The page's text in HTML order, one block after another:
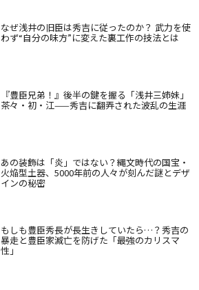
なぜ浅井の旧臣は秀吉に従ったのか？ 武力を使
わず“自分の味方”に変えた裏工作の技法とは
『豊臣兄弟！』後半の鍵を握る「浅井三姉妹」
茶々・初・江——秀吉に翻弄された波乱の生涯
あの装飾は「炎」ではない？縄文時代の国宝・
火焔型土器、5000年前の人々が刻んだ謎とデザ
インの秘密
もしも豊臣秀長が長生きしていたら…？秀吉の
暴走と豊臣家滅亡を防げた「最強のカリスマ
性」